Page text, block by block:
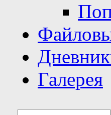
Галерея